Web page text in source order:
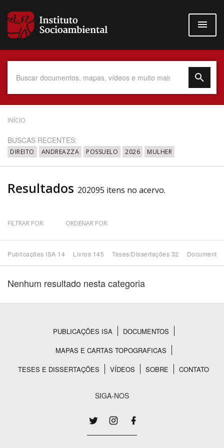
para
conteúdo
Data do Documento
Até
Povo Indígena
INÍCIO
BUSCAS RECENTES:
DIREITO ANDREAZZA POSSUELO 2026 MULHER
Resultados 202095 itens no acervo.
FILTRAR POR: ORDENAR POR:
Publicações ISA 14 Livros 145 Teses/Dissertações 32
Nenhum resultado nesta categoria
Rodapé
PUBLICAÇÕES ISA
DOCUMENTOS
MAPAS E CARTAS TOPOGRAFICAS
TESES E DISSERTAÇÕES
VÍDEOS SOBRE CONTATO
SIGA-NOS